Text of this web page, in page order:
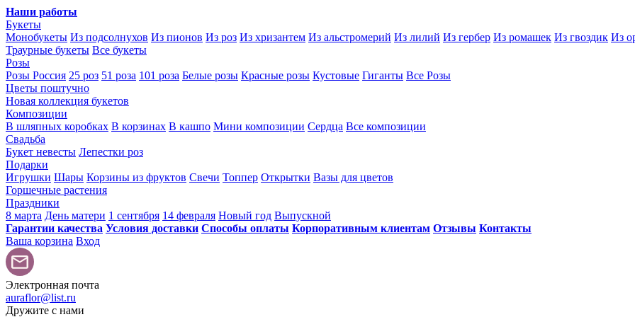
Наши работы
Букеты
Монобукеты Из подсолнухов Из пионов Из роз Из хризантем Из альстромерий Из лилий Из гербер Из ромашек Из гвоздик Из
Траурные букеты Все букеты
Розы
Розы Россия 25 роз 51 роза 101 роза Белые розы Красные розы Кустовые Гиганты Все Розы
Цветы поштучно
Новая коллекция букетов
Композиции
В шляпных коробках В корзинах В кашпо Мини композиции Сердца Все композиции
Свадьба
Букет невесты Лепестки роз
Подарки
Игрушки Шары Корзины из фруктов Свечи Топпер Открытки Вазы для цветов
Горшечные растения
Праздники
8 марта День матери 1 сентября 14 февраля Новый год Выпускной
Гарантии качества Условия доставки Способы оплаты Корпоративным клиентам Отзывы Контакты
Ваша корзина Вход
Электронная почта
auraflor@list.ru
Дружите с нами